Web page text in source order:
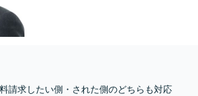
請求したい側・された側のどちらも対応